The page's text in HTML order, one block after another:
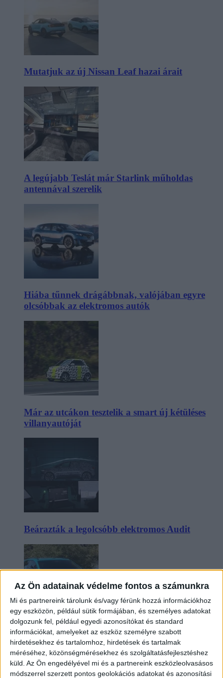
Az Ön adatainak védelme fontos a számunkra
Mi és partnereink tárolunk és/vagy férünk hozzá információkhoz
egy eszközön, például sütik formájában, és személyes adatokat
dolgozunk fel, például egyedi azonosítókat és standard
információkat, amelyeket az eszköz személyre szabott
hirdetésekhez és tartalomhoz, hirdetések és tartalmak
méréséhez, közönségmérésekhez és szolgáltatásfejlesztéshez
küld. Az Ön engedélyével mi és a partnereink eszközleolvasásos
módszerrel szerzett pontos geolokációs adatokat és azonosítási
Mutatjuk az új Nissan Leaf hazai árait
A legújabb Teslát már Starlink műholdas
antennával szerelik
Hiába tűnnek drágábbnak, valójában egyre
olcsóbbak az elektromos autók
Már az utcákon tesztelik a smart új kétüléses
villanyautóját
Beárazták a legolcsóbb elektromos Audit
Két év sem kellett: máris nyugdíjba küldi utolsó
amerikai villanyautóját a Honda